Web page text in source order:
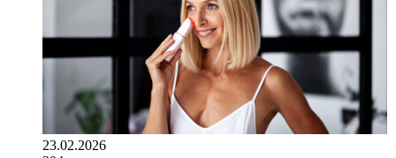
23.02.2026